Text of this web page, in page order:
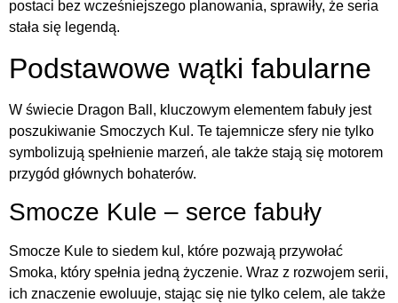
postaci bez wcześniejszego planowania, sprawiły, że seria
stała się legendą.
Podstawowe wątki fabularne
W świecie Dragon Ball, kluczowym elementem fabuły jest
poszukiwanie Smoczych Kul. Te tajemnicze sfery nie tylko
symbolizują spełnienie marzeń, ale także stają się motorem
przygód głównych bohaterów.
Smocze Kule – serce fabuły
Smocze Kule to siedem kul, które pozwają przywołać
Smoka, który spełnia jedną życzenie. Wraz z rozwojem serii,
ich znaczenie ewoluuje, stając się nie tylko celem, ale także